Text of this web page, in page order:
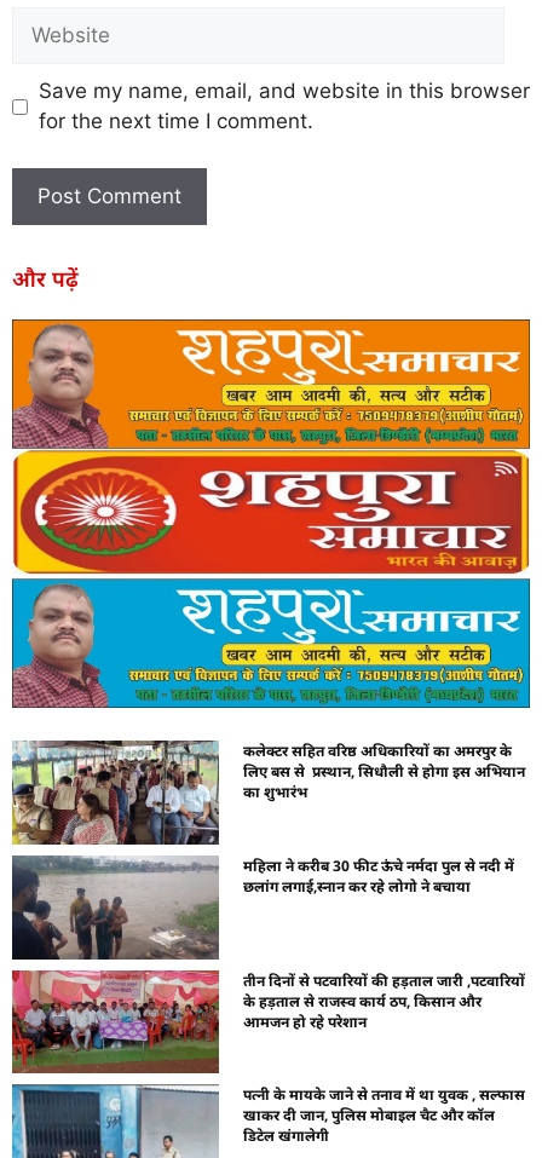
Save my name, email, and website in this browser
for the next time I comment.
और पढ़ें
कलेक्टर सहित वरिष्ठ अधिकारियों का अमरपुर के
लिए बस से प्रस्थान, सिधौली से होगा इस अभियान
का शुभारंभ
महिला ने करीब 30 फीट ऊंचे नर्मदा पुल से नदी में
छलांग लगाई,स्नान कर रहे लोगो ने बचाया
तीन दिनों से पटवारियों की हड़ताल जारी ,पटवारियों
के हड़ताल से राजस्व कार्य ठप, किसान और
आमजन हो रहे परेशान
पत्नी के मायके जाने से तनाव में था युवक , सल्फास
खाकर दी जान, पुलिस मोबाइल चैट और कॉल
डिटेल खंगालेगी